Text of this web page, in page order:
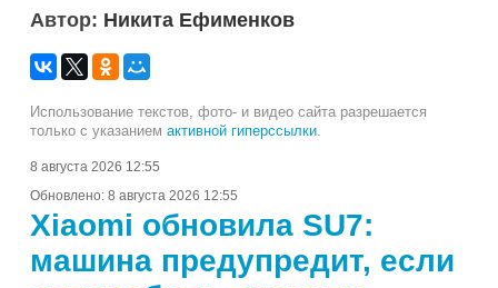
Автор: Никита Ефименков
Использование текстов, фото- и видео сайта разрешается
только с указанием активной гиперссылки.
8 августа 2026 12:55
Обновлено: 8 августа 2026 12:55
Xiaomi обновила SU7:
машина предупредит, если